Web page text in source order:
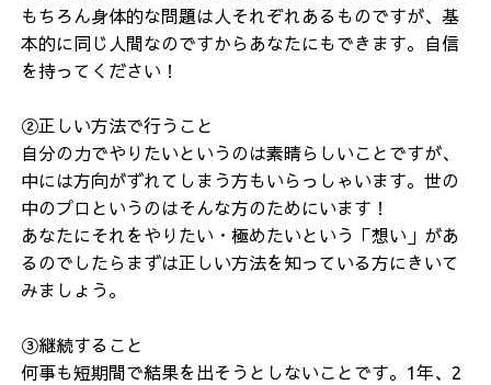
もちろん身体的な問題は人それぞれあるものですが、基
本的に同じ人間なのですからあなたにもできます。自信
を持ってください！
②正しい方法で行うこと
自分の力でやりたいというのは素晴らしいことですが、
中には方向がずれてしまう方もいらっしゃいます。世の
中のプロというのはそんな方のためにいます！
あなたにそれをやりたい・極めたいという「想い」があ
るのでしたらまずは正しい方法を知っている方にきいて
みましょう。
③継続すること
何事も短期間で結果を出そうとしないことです。1年、2